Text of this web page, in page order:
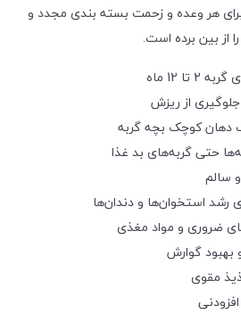
هر وعده و زحمت بسته بندی مجدد و
از بین برده است.
12 ماه
از ریزش
دهان کوچک بچه گربه
حتی گربه‌های بد غذا
سالم
رشد استخوان‌ها و دندان‌ها
ضروری و مواد مغذی
گوارش
مقوی